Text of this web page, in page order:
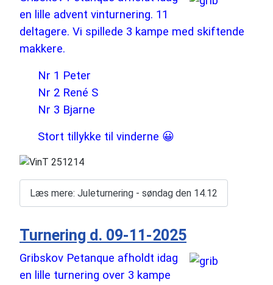
en lille advent vinturnering. 11
deltagere. Vi spillede 3 kampe med skiftende
makkere.
Nr 1 Peter
Nr 2 René S
Nr 3 Bjarne
Stort tillykke til vinderne 😀
Læs mere: Juleturnering - søndag den 14.12
Turnering d. 09-11-2025
Gribskov Petanque afholdt idag
en lille turnering over 3 kampe